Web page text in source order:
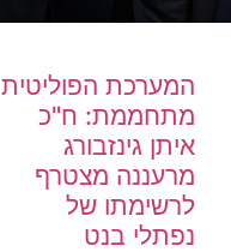
המערכת הפוליטית
מתחממת: ח"כ
איתן גינזבורג
מרעננה מצטרף
לרשימתו של
נפתלי בנט